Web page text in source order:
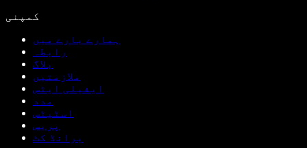
کمپنی
ہمارے بارے میں
رابطہ
بلاگ
ملازمتیں
ایفیلی ایٹس
مدد
اسٹیٹس
پریس
برانڈ کٹ